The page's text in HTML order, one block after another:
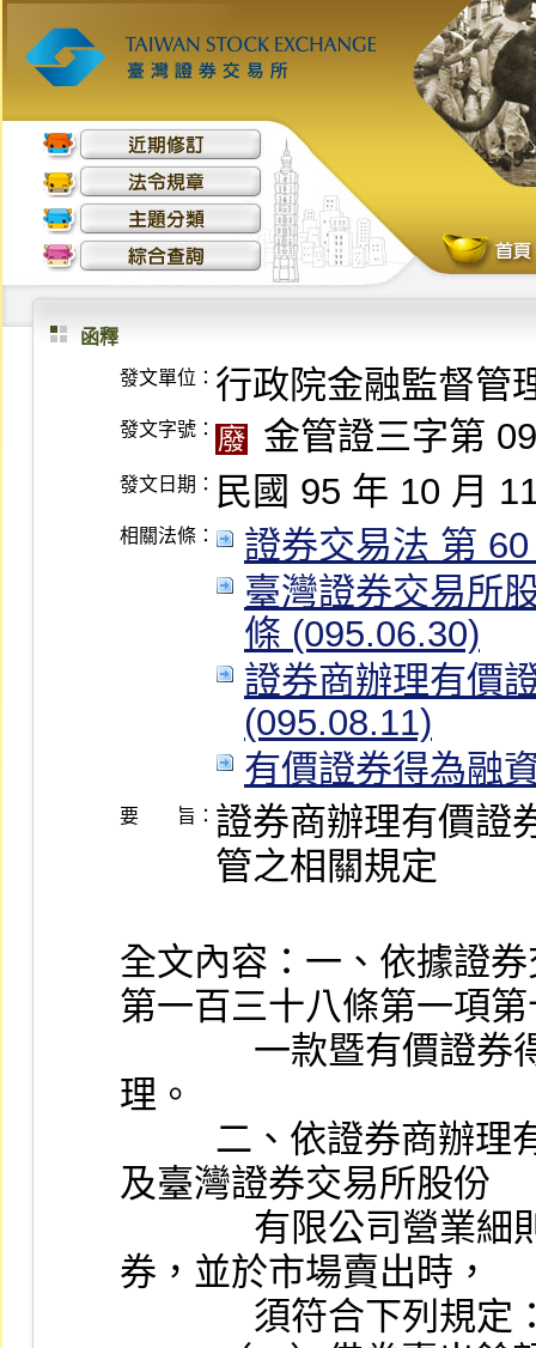
函釋
發文單位： 行政院金融監督管
發文字號： 廢 金管證三字第
發文日期： 民國 95 年 10 月
相關法條：
證券交易法 第
臺灣證券交易所
條 (095.06.30)
證券商辦理有價
(095.08.11)
有價證券得為融
要 旨： 證券商辦理有價證
管之相關規定
全文內容：一、依據證
第一百三十八條第一項第
理。
及臺灣證券交易所股份
券，並於市場賣出時，
須符合下列規